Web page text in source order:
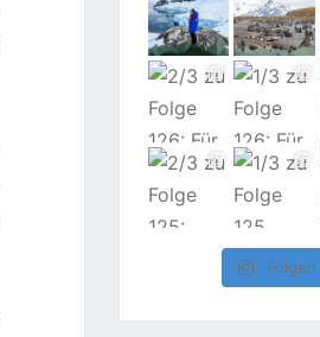
Folgen